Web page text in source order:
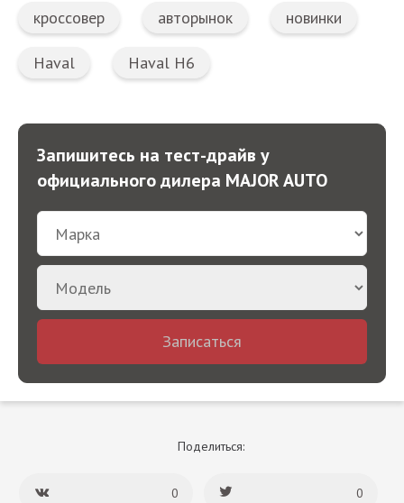
кроссовер авторынок новинки
Haval Haval H6
Запишитесь на тест-драйв у
официального дилера MAJOR AUTO
Записаться
Поделиться:
0 0